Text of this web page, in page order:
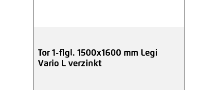
Tor 1-flgl. 1500x1600 mm Legi
Vario L verzinkt